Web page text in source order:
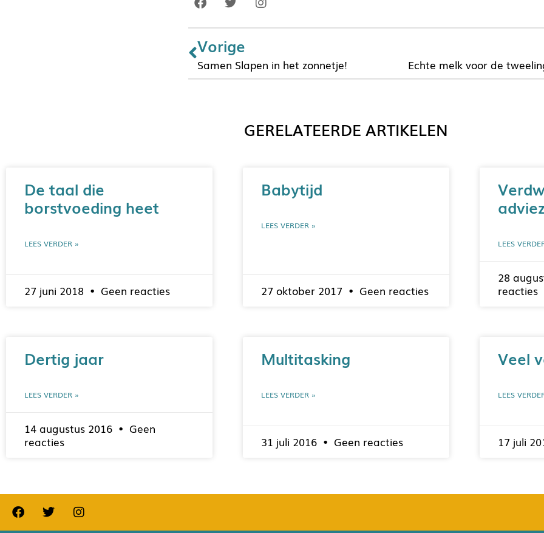
Vorige
Samen Slapen in het zonnetje!
GERELATEERDE ARTIKELEN
De taal die
borstvoeding heet
LEES VERDER »
27 juni 2018 Geen reacties
Babytijd
LEES VERDER »
27 oktober 2017 Geen reacties
LEES
28
reacties
Dertig jaar
LEES VERDER »
14 augustus 2016
Geen
reacties
Multitasking
LEES VERDER »
31 juli 2016 Geen reacties
Veel
LEES
17 juli